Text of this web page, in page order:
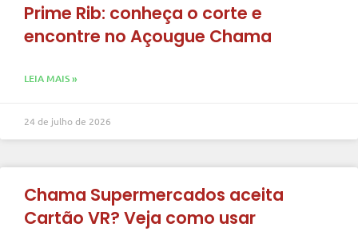
Prime Rib: conheça o corte e
encontre no Açougue Chama
LEIA MAIS »
24 de julho de 2026
Chama Supermercados aceita
Cartão VR? Veja como usar